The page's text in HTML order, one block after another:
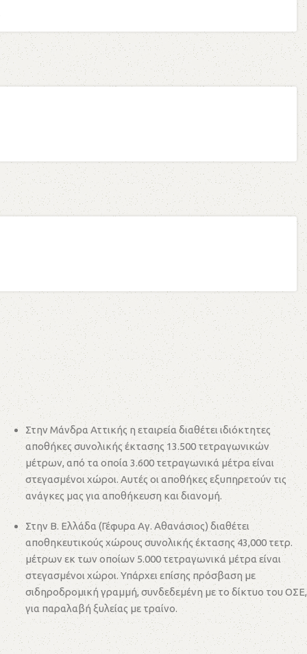
Στην Μάνδρα Αττικής η εταιρεία διαθέτει ιδιόκτητες
αποθήκες συνολικής έκτασης 13.500 τετραγωνικών
μέτρων, από τα οποία 3.600 τετραγωνικά μέτρα είναι
στεγασμένοι χώροι. Αυτές οι αποθήκες εξυπηρετούν τις
ανάγκες μας για αποθήκευση και διανομή.
Στην Β. Ελλάδα (Γέφυρα Αγ. Αθανάσιος) διαθέτει
αποθηκευτικούς χώρους συνολικής έκτασης 43,000 τετρ.
μέτρων εκ των οποίων 5.000 τετραγωνικά μέτρα είναι
στεγασμένοι χώροι. Υπάρχει επίσης πρόσβαση με
σιδηροδρομική γραμμή, συνδεδεμένη με το δίκτυο του ΟΣΕ,
για παραλαβή ξυλείας με τραίνο.